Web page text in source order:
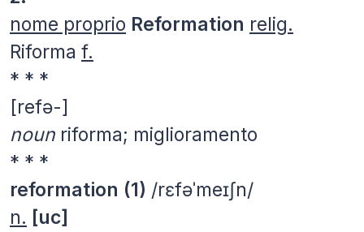
nome proprio Reformation relig.
Riforma f.
* * *
[refə-]
noun riforma; miglioramento
* * *
reformation (1) /rɛfəˈmeɪʃn/
n. [uc]